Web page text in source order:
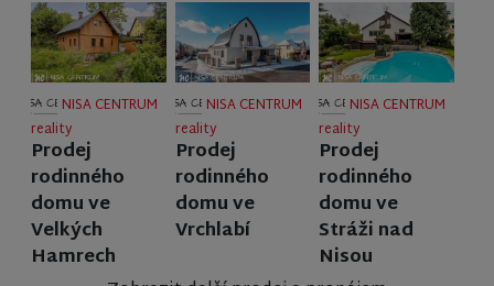
NISA CENTRUM
reality
Prodej
rodinného
domu ve
Velkých
Hamrech
NISA CENTRUM
reality
Prodej
rodinného
domu ve
Vrchlabí
NISA CENTRUM
reality
Prodej
rodinného
domu ve
Stráži nad
Nisou